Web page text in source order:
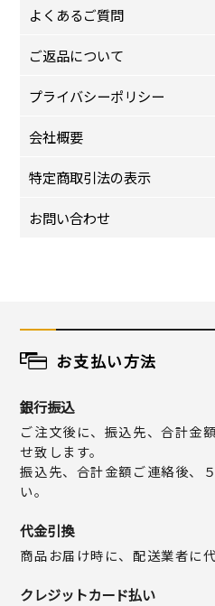
よくあるご質問
ご返品について
プライバシーポリシー
会社概要
特定商取引法の表示
お問い合わせ
お支払い方法
銀行振込
ご注文後に、振込先、合計金
せ致します。
振込先、合計金額ご連絡後、
い。
代金引換
商品お届け時に、配送業者に
クレジットカード払い